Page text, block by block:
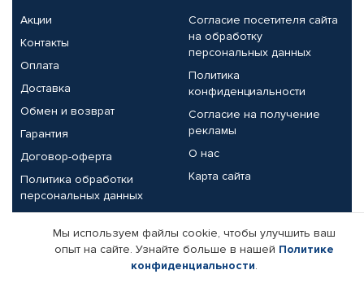
Акции
Контакты
Оплата
Доставка
Обмен и возврат
Гарантия
Договор-оферта
Политика обработки
персональных данных
Согласие посетителя сайта
на обработку
персональных данных
Политика
конфиденциальности
Согласие на получение
рекламы
О нас
Карта сайта
Партнерам
Корпоративным клиентам
Реквизиты компании
Мы используем файлы cookie, чтобы улучшить ваш
опыт на сайте. Узнайте больше в нашей Политике
конфиденциальности.